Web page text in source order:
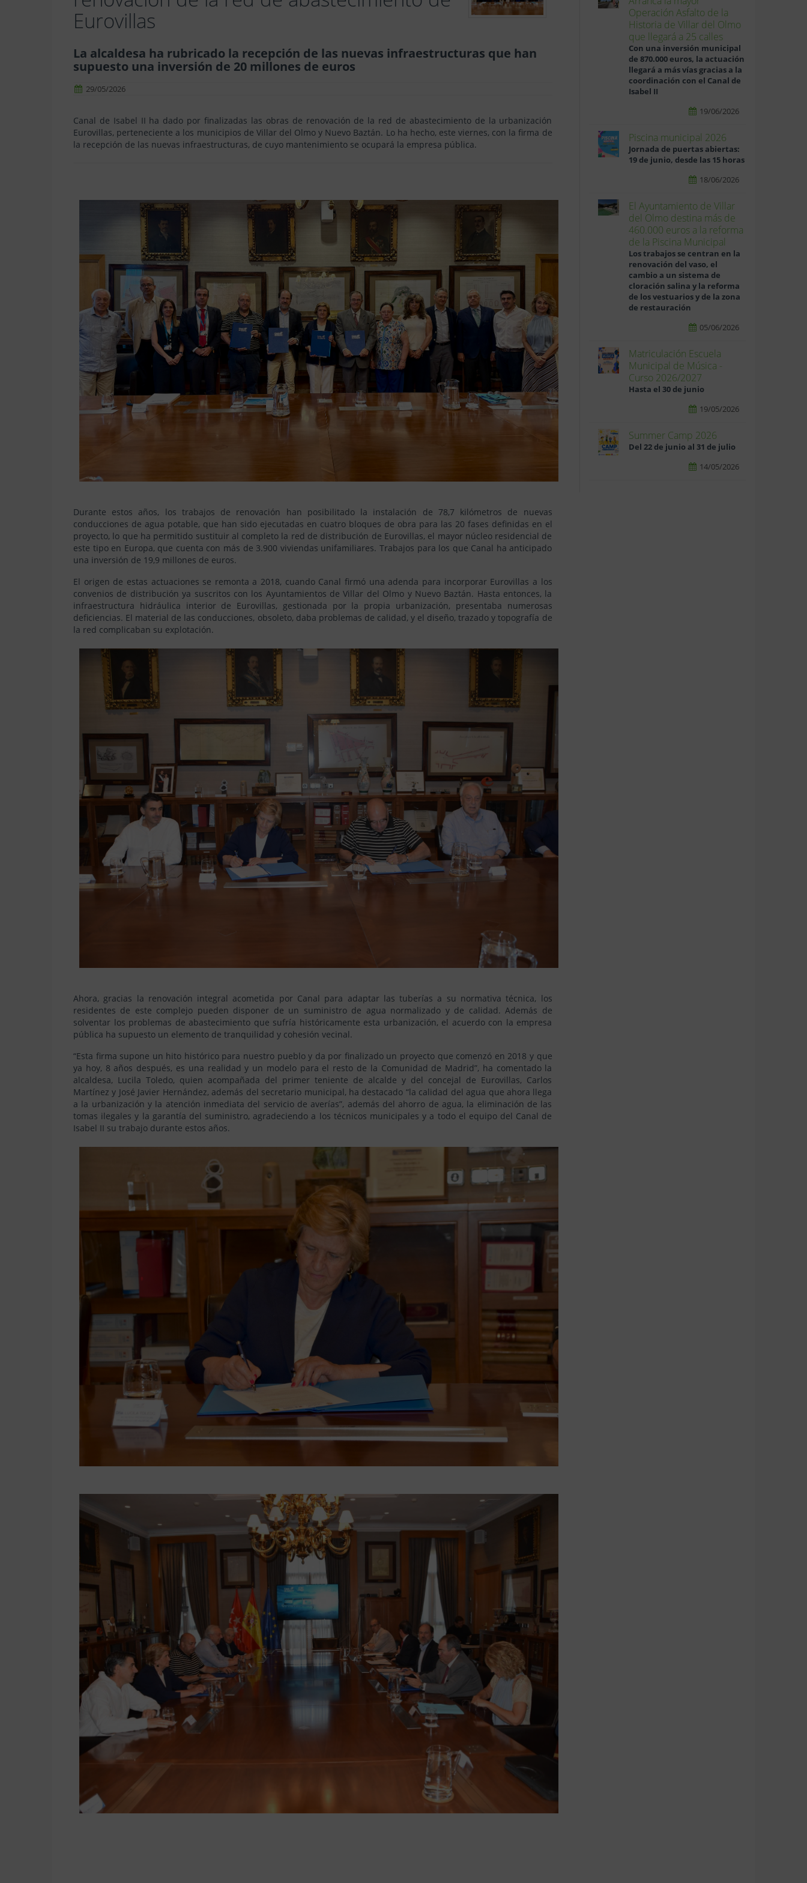
Eurovillas
La alcaldesa ha rubricado la recepción de las nuevas infraestructuras que han
supuesto una inversión de 20 millones de euros
29/05/2026
Canal de Isabel II ha dado por finalizadas las obras de renovación de la red de abastecimiento de la urbanización
Eurovillas, perteneciente a los municipios de Villar del Olmo y Nuevo Baztán. Lo ha hecho, este viernes, con la firma de
Durante estos años, los trabajos de renovación han posibilitado la instalación de 78,7 kilómetros de nuevas
conducciones de agua potable, que han sido ejecutadas en cuatro bloques de obra para las 20 fases definidas en el
proyecto, lo que ha permitido sustituir al completo la red de distribución de Eurovillas, el mayor núcleo residencial de
este tipo en Europa, que cuenta con más de 3.900 viviendas unifamiliares. Trabajos para los que Canal ha anticipado
una inversión de 19,9 millones de euros.
El origen de estas actuaciones se remonta a 2018, cuando Canal firmó una adenda para incorporar Eurovillas a los
convenios de distribución ya suscritos con los Ayuntamientos de Villar del Olmo y Nuevo Baztán. Hasta entonces, la
infraestructura hidráulica interior de Eurovillas, gestionada por la propia urbanización, presentaba numerosas
deficiencias. El material de las conducciones, obsoleto, daba problemas de calidad, y el diseño, trazado y topografía de
la red complicaban su explotación.
Ahora, gracias la renovación integral acometida por Canal para adaptar las tuberías a su normativa técnica, los
residentes de este complejo pueden disponer de un suministro de agua normalizado y de calidad. Además de
solventar los problemas de abastecimiento que sufría históricamente esta urbanización, el acuerdo con la empresa
pública ha supuesto un elemento de tranquilidad y cohesión vecinal.
“Esta firma supone un hito histórico para nuestro pueblo y da por finalizado un proyecto que comenzó en 2018 y que
ya hoy, 8 años después, es una realidad y un modelo para el resto de la Comunidad de Madrid”, ha comentado la
alcaldesa, Lucila Toledo, quien acompañada del primer teniente de alcalde y del concejal de Eurovillas, Carlos
Martínez y José Javier Hernández, además del secretario municipal, ha destacado “la calidad del agua que ahora llega
a la urbanización y la atención inmediata del servicio de averías”, además del ahorro de agua, la eliminación de las
tomas ilegales y la garantía del suministro, agradeciendo a los técnicos municipales y a todo el equipo del Canal de
Isabel II su trabajo durante estos años.
Operación Asfalto de la
Historia de Villar del Olmo
que llegará a 25 calles
Con una inversión municipal
de 870.000 euros, la actuación
llegará a más vías gracias a la
coordinación con el Canal de
Isabel II
19/06/2026
Piscina municipal 2026
Jornada de puertas abiertas:
19 de junio, desde las 15 horas
18/06/2026
El Ayuntamiento de Villar
del Olmo destina más de
460.000 euros a la reforma
de la Piscina Municipal
Los trabajos se centran en la
renovación del vaso, el
cambio a un sistema de
cloración salina y la reforma
de los vestuarios y de la zona
de restauración
05/06/2026
Matriculación Escuela
Municipal de Música -
Curso 2026/2027
Hasta el 30 de junio
19/05/2026
Summer Camp 2026
Del 22 de junio al 31 de julio
14/05/2026